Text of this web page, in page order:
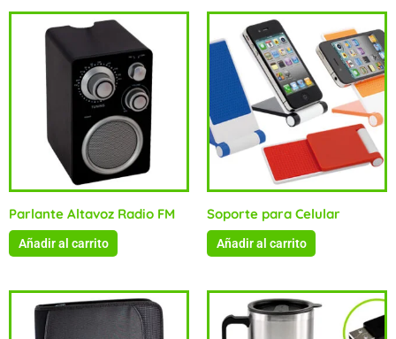
Parlante Altavoz Radio FM
Añadir al carrito
Soporte para Celular
Añadir al carrito